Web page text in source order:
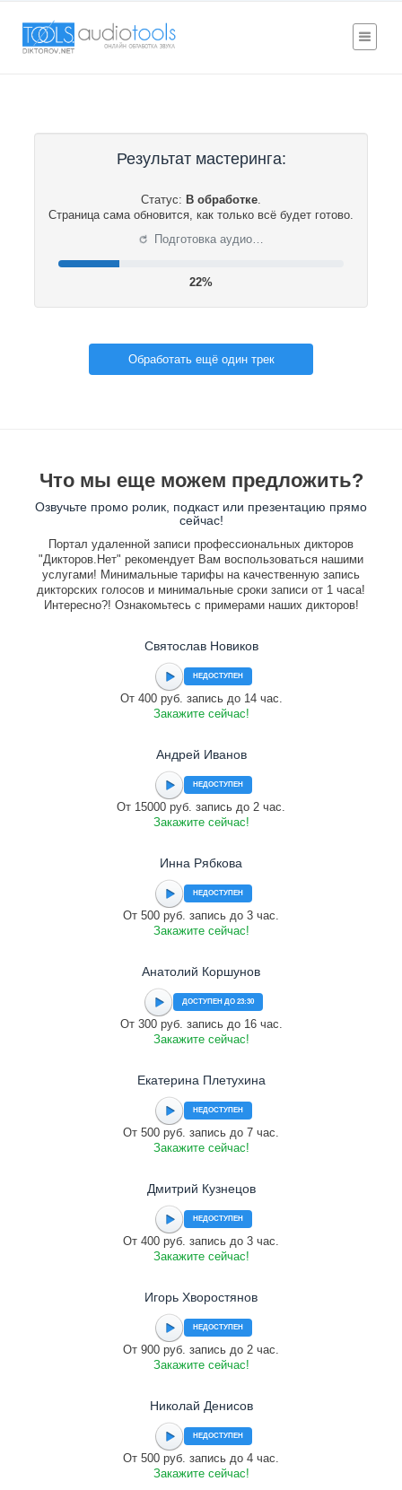
Результат мастеринга:
Статус: В обработке.
Страница сама обновится, как только всё будет готово.
⟳ Подготовка аудио…
22%
Обработать ещё один трек
Что мы еще можем предложить?
Озвучьте промо ролик, подкаст или презентацию прямо
сейчас!
Портал удаленной записи профессиональных дикторов
"Дикторов.Нет" рекомендует Вам воспользоваться нашими
услугами! Минимальные тарифы на качественную запись
дикторских голосов и минимальные сроки записи от 1 часа!
Интересно?! Ознакомьтесь с примерами наших дикторов!
Святослав Новиков
НЕДОСТУПЕН
От 400 руб. запись до 14 час.
Закажите сейчас!
Андрей Иванов
НЕДОСТУПЕН
От 15000 руб. запись до 2 час.
Закажите сейчас!
Инна Рябкова
НЕДОСТУПЕН
От 500 руб. запись до 3 час.
Закажите сейчас!
Анатолий Коршунов
ДОСТУПЕН ДО 23:30
От 300 руб. запись до 16 час.
Закажите сейчас!
Екатерина Плетухина
НЕДОСТУПЕН
От 500 руб. запись до 7 час.
Закажите сейчас!
Дмитрий Кузнецов
НЕДОСТУПЕН
От 400 руб. запись до 3 час.
Закажите сейчас!
Игорь Хворостянов
НЕДОСТУПЕН
От 900 руб. запись до 2 час.
Закажите сейчас!
Николай Денисов
НЕДОСТУПЕН
От 500 руб. запись до 4 час.
Закажите сейчас!